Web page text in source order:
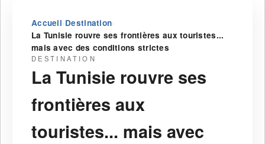
Accueil›Destination›
La Tunisie rouvre ses frontières aux touristes...
mais avec des conditions strictes
DESTINATION
La Tunisie rouvre ses
frontières aux
touristes... mais avec